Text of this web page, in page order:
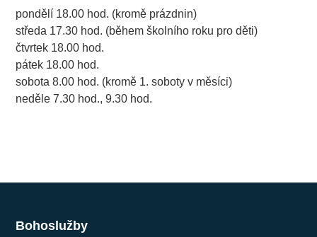
pondělí 18.00 hod. (kromě prázdnin)
středa 17.30 hod. (během školního roku pro děti)
čtvrtek 18.00 hod.
pátek 18.00 hod.
sobota 8.00 hod. (kromě 1. soboty v měsíci)
neděle 7.30 hod., 9.30 hod.
Bohoslužby